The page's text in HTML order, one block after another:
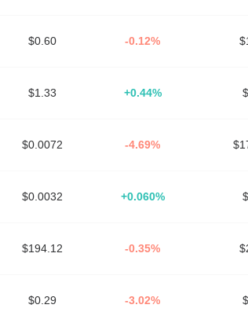
$0.60 -0.12%
$1.33 +0.44%
$0.0072 -4.69%
$0.0032 +0.060%
$194.12 -0.35%
$0.29 -3.02%